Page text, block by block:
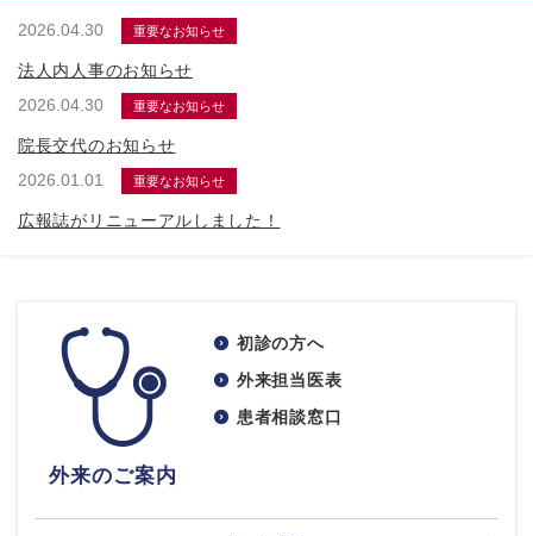
2026.04.30 重要なお知らせ
法人内人事のお知らせ
2026.04.30
重要なお知らせ
院長交代のお知らせ
2026.01.01
重要なお知らせ
広報誌がリニューアルしました！
外来のご案内
初診の方へ
外来担当医表
患者相談窓口